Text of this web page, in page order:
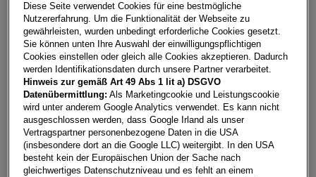
LEASING
Diese Seite verwendet Cookies für eine bestmögliche
Nutzererfahrung. Um die Funktionalität der Webseite zu
gewährleisten, wurden unbedingt erforderliche Cookies gesetzt.
Sie können unten Ihre Auswahl der einwilligungspflichtigen
Cookies einstellen oder gleich alle Cookies akzeptieren. Dadurch
werden Identifikationsdaten durch unsere Partner verarbeitet.
Hinweis zur gemäß Art 49 Abs 1 lit a) DSGVO
Datenübermittlung: Als Marketingcookie und Leistungscookie
wird unter anderem Google Analytics verwendet. Es kann nicht
ausgeschlossen werden, dass Google Irland als unser
Vertragspartner personenbezogene Daten in die USA
(insbesondere dort an die Google LLC) weitergibt. In den USA
besteht kein der Europäischen Union der Sache nach
gleichwertiges Datenschutzniveau und es fehlt an einem